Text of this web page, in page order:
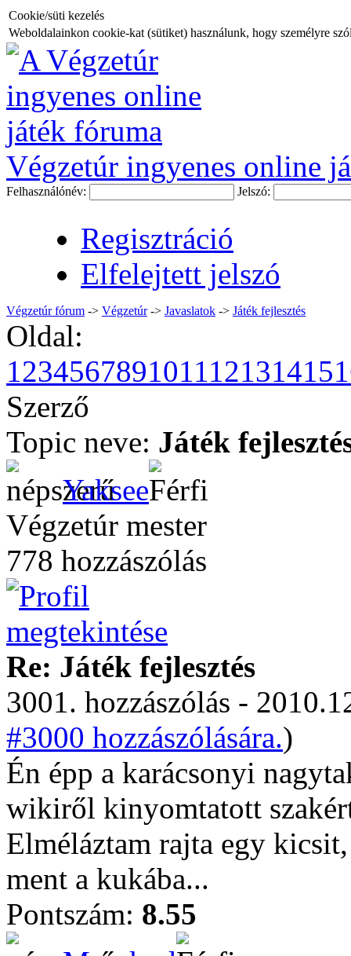
Cookie/süti kezelés
Weboldalainkon cookie-kat (sütiket) használunk, hogy személyre
Végzetúr ingyenes online
Felhasználónév: Jelszó:
Regisztráció
Elfelejtett jelszó
Végzetúr fórum -> Végzetúr-> Javaslatok -> Játék fejlesztés
Oldal:
123456789101112131415
Szerző
Topic neve: Játék
Yaksee
Végzetúr mester
778 hozzászólás
Re: Játék fejlesztés
3001. hozzászólás -
#3000 hozzászólására.)
Én épp a karácsonyi
wikiről kinyomtatott
Elméláztam rajta egy
ment a kukába...
Pontszám: 8.55